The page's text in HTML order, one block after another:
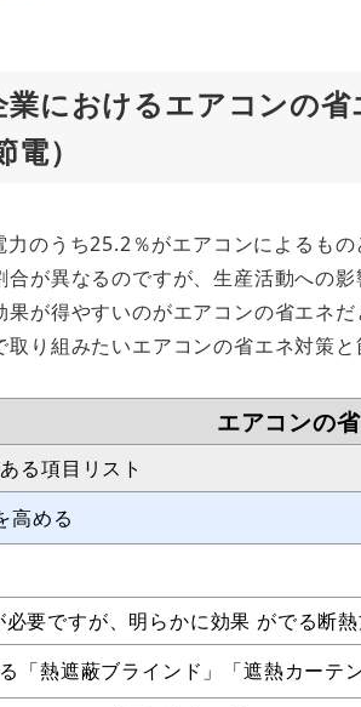
におけるエアコンの省
）
のうち25.2％がエアコンによるも
合が異なるのですが、生産活動への
果が得やすいのがエアコンの省エネだ
取り組みたいエアコンの省エネ対策と
エアコンの
る項目リスト
高める
要ですが、明らかに効果 がでる断
「熱遮蔽ブラインド」「遮熱カーテ